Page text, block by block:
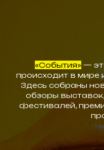
«События» —
происходит в мире
Здесь собраны
обзоры
фестивалей,